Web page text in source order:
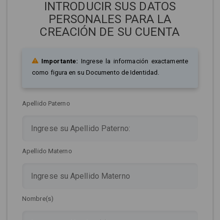
INTRODUCIR SUS DATOS
PERSONALES PARA LA
CREACIÓN DE SU CUENTA
Importante: Ingrese la información exactamente
como figura en su Documento de Identidad.
Apellido Paterno
Apellido Materno
Nombre(s)